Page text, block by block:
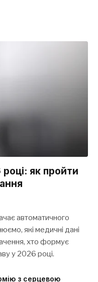
як пройти
автоматичного
які медичні дані
хто формує
у 2026 році.
з серцевою